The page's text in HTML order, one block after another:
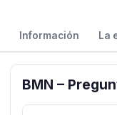
Información La
BMN –